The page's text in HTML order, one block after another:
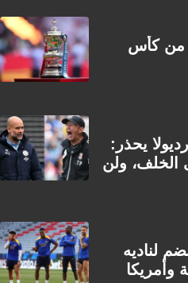
من كأس
يحذر:
الخلف، ولن
لناديه
وأمريكا